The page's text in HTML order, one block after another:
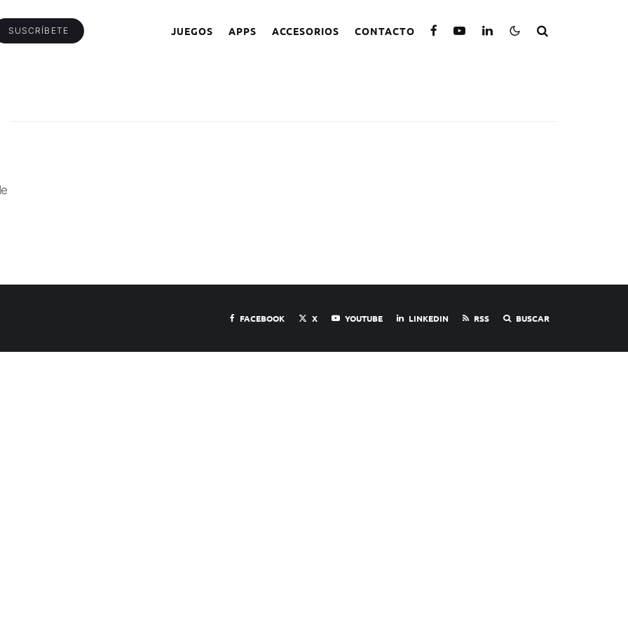
SUSCRÍBETE JUEGOS APPS ACCESORIOS CONTACTO
FACEBOOK X YOUTUBE LINKEDIN RSS BUSCAR